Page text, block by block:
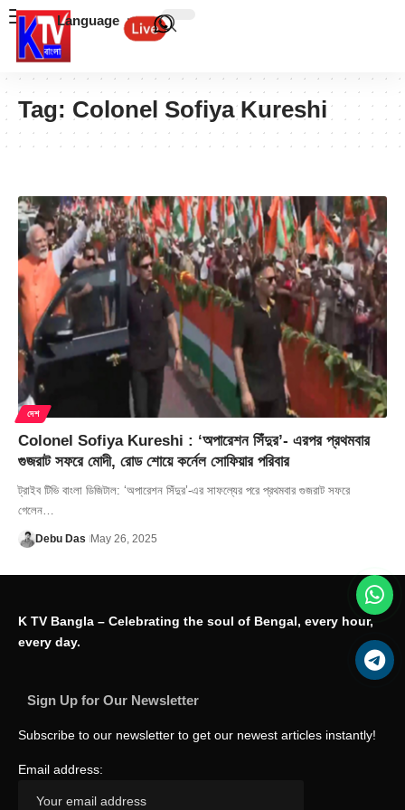
Language
Tag: Colonel Sofiya Kureshi
দেশ
Colonel Sofiya Kureshi : ‘অপারেশন সিঁদুর’- এরপর প্রথমবার
গুজরাট সফরে মোদী, রোড শোয়ে কর্নেল সোফিয়ার পরিবার
ট্রাইব টিভি বাংলা ডিজিটাল: ‘অপারেশন সিঁদুর’-এর সাফল্যের পরে প্রথমবার গুজরাট সফরে
গেলেন…
Debu Das May 26, 2025
K TV Bangla – Celebrating the soul of Bengal, every hour,
every day.
Sign Up for Our Newsletter
Subscribe to our newsletter to get our newest articles instantly!
Email address: